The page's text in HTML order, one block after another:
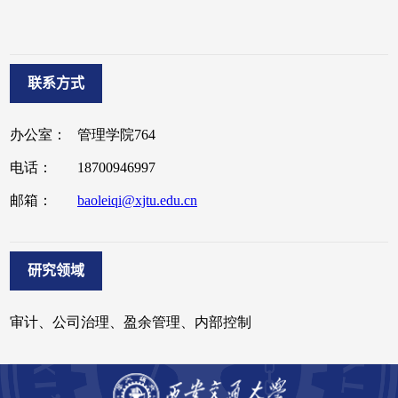
联系方式
研究领域